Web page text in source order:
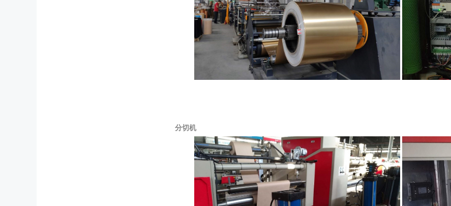
分切机